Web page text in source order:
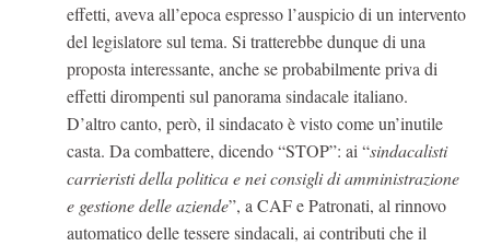
effetti, aveva all’epoca espresso l’auspicio di un intervento
del legislatore sul tema. Si tratterebbe dunque di una
proposta interessante, anche se probabilmente priva di
effetti dirompenti sul panorama sindacale italiano.
D’altro canto, però, il sindacato è visto come un’inutile
casta. Da combattere, dicendo “STOP”: ai “sindacalisti
carrieristi della politica e nei consigli di amministrazione
e gestione delle aziende”, a CAF e Patronati, al rinnovo
automatico delle tessere sindacali, ai contributi che il